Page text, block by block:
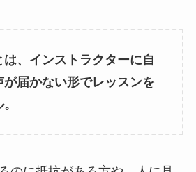
、インストラクターに自
届かない形でレッスンを